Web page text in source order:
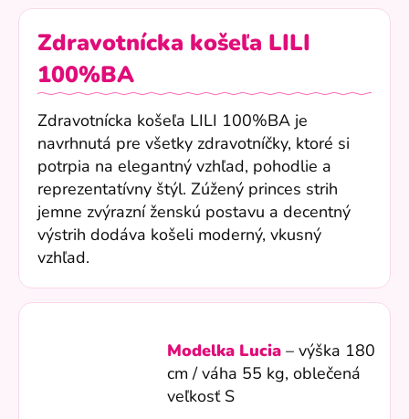
Zdravotnícka košeľa LILI
100%BA
Zdravotnícka košeľa LILI 100%BA je
navrhnutá pre všetky zdravotníčky, ktoré si
potrpia na elegantný vzhľad, pohodlie a
reprezentatívny štýl. Zúžený princes strih
jemne zvýrazní ženskú postavu a decentný
výstrih dodáva košeli moderný, vkusný
vzhľad.
Modelka Lucia – výška 180
cm / váha 55 kg, oblečená
veľkosť S